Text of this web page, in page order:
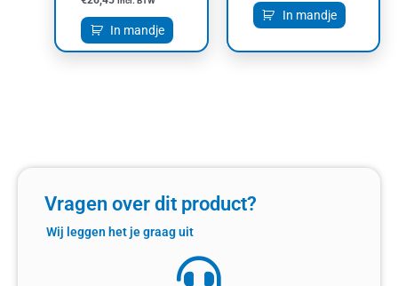
In mandje
In mandje
Vragen over dit product?
Wij leggen het je graag uit